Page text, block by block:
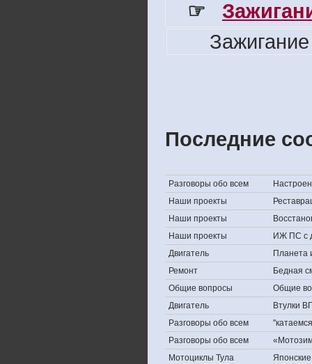
☞
Последние
Разговоры обо всем
Наши проекты
Наши проекты
Наши проекты
ИЖ ПС с
Двигатель
Планета
Ремонт
Бедная
Общие вопросы
Общие
Двигатель
Втулки
Разговоры обо всем
Разговоры обо всем
Мотоциклы Тула